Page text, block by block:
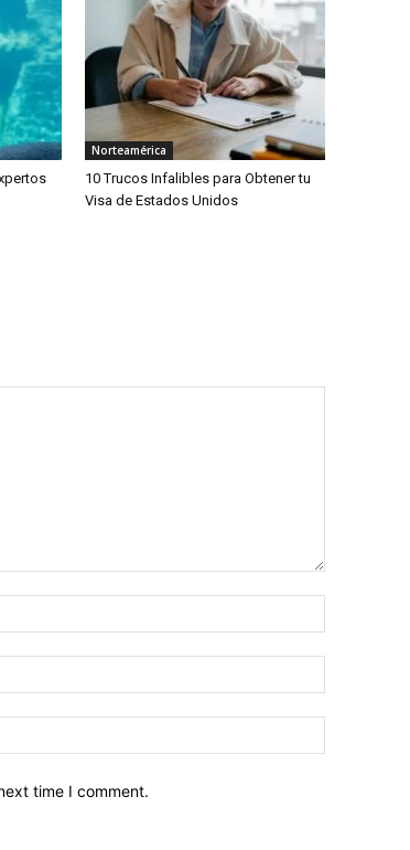
Norteamérica
10 Trucos Infalibles para Obtener tu
Visa de Estados Unidos
time I comment.